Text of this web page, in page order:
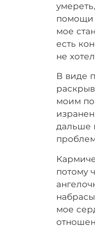
помощи
мое
есть
не
В виде
моим
дальше
потому
мое